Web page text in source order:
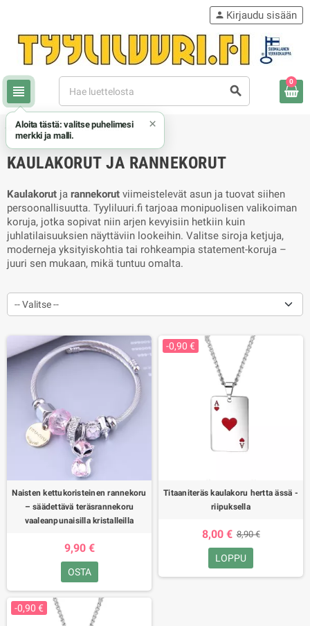
view_headline search
person Kirjaudu sisään
0
chevron_right Kaulakorut ja rannekorut
KAULAKORUT JA RANNEKORUT
Kaulakorut ja rannekorut viimeistelevät asun ja tuovat siihen
persoonallisuutta. Tyyliluuri.fi tarjoaa monipuolisen valikoiman
koruja, jotka sopivat niin arjen kevyisiin hetkiin kuin
juhlatilaisuuksien näyttäviin lookeihin. Valitse siroja ketjuja,
moderneja yksityiskohtia tai rohkeampia statement-koruja –
juuri sen mukaan, mikä tuntuu omalta.
-- Valitse --
Naisten kettukoristeinen rannekoru
– säädettävä teräsrannekoru
vaaleanpunaisilla kristalleilla
9,90 €
OSTA
-0,90 €
Titaaniteräs kaulakoru hertta ässä -
riipuksella
8,00 € 8,90 €
LOPPU
-0,90 €
Aloita tästä: valitse puhelimesi
merkki ja malli.
×